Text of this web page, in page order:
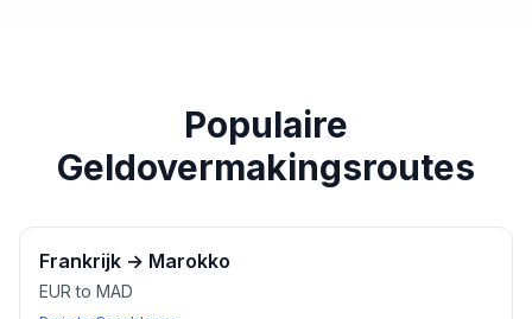
Populaire
Geldovermakingsroutes
Frankrijk → Marokko
EUR to MAD